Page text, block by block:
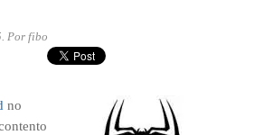
Por fibo
no